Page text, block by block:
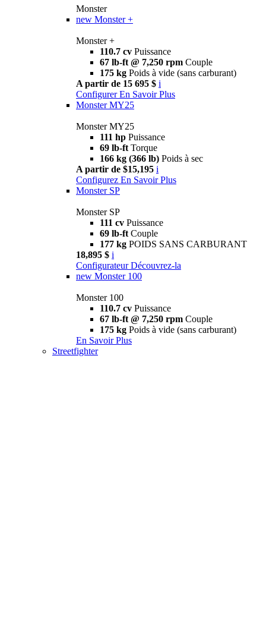
Monster
new Monster +
Monster +
110.7 cv Puissance
67 lb-ft @ 7,250 rpm Couple
175 kg Poids à vide (sans carburant)
A partir de 15 695 $ i
Configurer En Savoir Plus
Monster MY25
Monster MY25
111 hp Puissance
69 lb-ft Torque
166 kg (366 lb) Poids à sec
A partir de $15,195 i
Configurez En Savoir Plus
Monster SP
Monster SP
111 cv Puissance
69 lb-ft Couple
177 kg POIDS SANS CARBURANT
18,895 $ i
Configurateur Découvrez-la
new Monster 100
Monster 100
110.7 cv Puissance
67 lb-ft @ 7,250 rpm Couple
175 kg Poids à vide (sans carburant)
En Savoir Plus
Streetfighter